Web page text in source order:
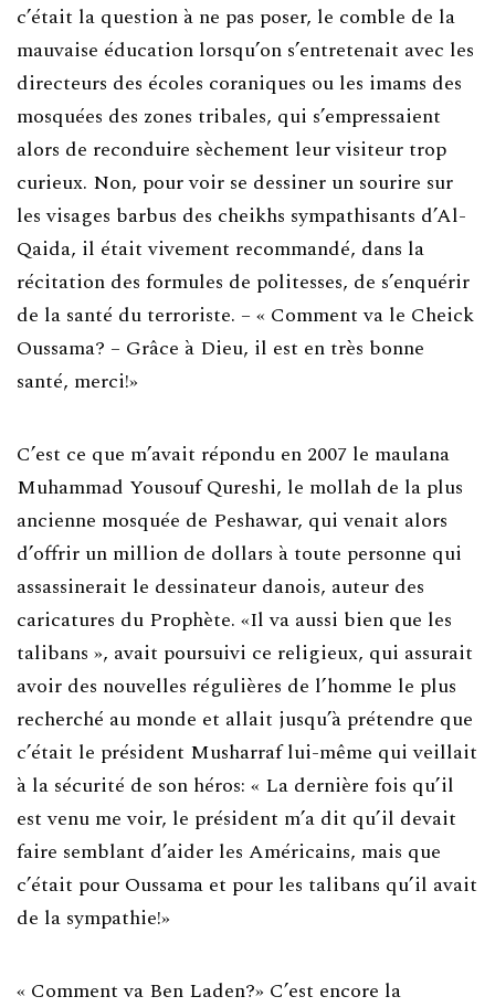
c’était la question à ne pas poser, le comble de la
mauvaise éducation lorsqu’on s’entretenait avec les
directeurs des écoles coraniques ou les imams des
mosquées des zones tribales, qui s’empressaient
alors de reconduire sèchement leur visiteur trop
curieux. Non, pour voir se dessiner un sourire sur
les visages barbus des cheikhs sympathisants d’Al-
Qaida, il était vivement recommandé, dans la
récitation des formules de politesses, de s’enquérir
de la santé du terroriste. – « Comment va le Cheick
Oussama? – Grâce à Dieu, il est en très bonne
santé, merci!»
C’est ce que m’avait répondu en 2007 le maulana
Muhammad Yousouf Qureshi, le mollah de la plus
ancienne mosquée de Peshawar, qui venait alors
d’offrir un million de dollars à toute personne qui
assassinerait le dessinateur danois, auteur des
caricatures du Prophète. «Il va aussi bien que les
talibans », avait poursuivi ce religieux, qui assurait
avoir des nouvelles régulières de l’homme le plus
recherché au monde et allait jusqu’à prétendre que
c’était le président Musharraf lui-même qui veillait
à la sécurité de son héros: « La dernière fois qu’il
est venu me voir, le président m’a dit qu’il devait
faire semblant d’aider les Américains, mais que
c’était pour Oussama et pour les talibans qu’il avait
de la sympathie!»
« Comment va Ben Laden?» C’est encore la